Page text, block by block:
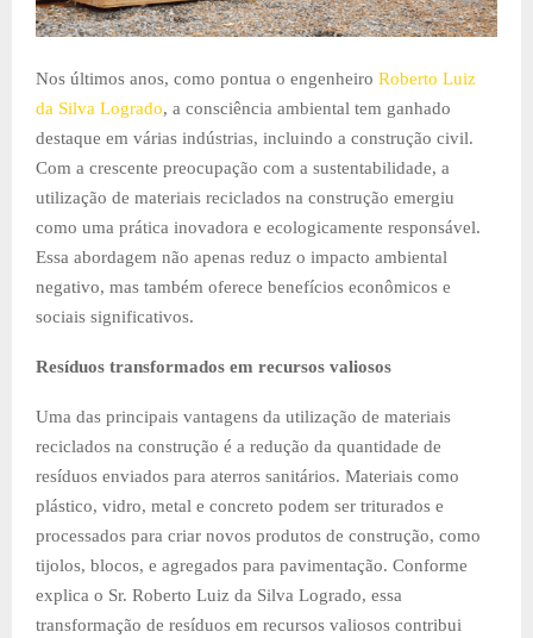
Nos últimos anos, como pontua o engenheiro Roberto Luiz
da Silva Logrado, a consciência ambiental tem ganhado
destaque em várias indústrias, incluindo a construção civil.
Com a crescente preocupação com a sustentabilidade, a
utilização de materiais reciclados na construção emergiu
como uma prática inovadora e ecologicamente responsável.
Essa abordagem não apenas reduz o impacto ambiental
negativo, mas também oferece benefícios econômicos e
sociais significativos.
Resíduos transformados em recursos valiosos
Uma das principais vantagens da utilização de materiais
reciclados na construção é a redução da quantidade de
resíduos enviados para aterros sanitários. Materiais como
plástico, vidro, metal e concreto podem ser triturados e
processados para criar novos produtos de construção, como
tijolos, blocos, e agregados para pavimentação. Conforme
explica o Sr. Roberto Luiz da Silva Logrado, essa
transformação de resíduos em recursos valiosos contribui